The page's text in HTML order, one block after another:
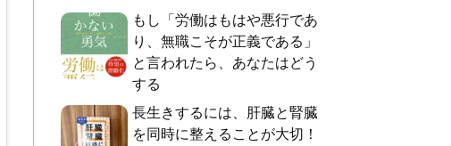
もし「労働はもはや悪行であ
り、無職こそが正義である」
と言われたら、あなたはどう
する
長生きするには、肝臓と腎臓
を同時に整えることが大切！